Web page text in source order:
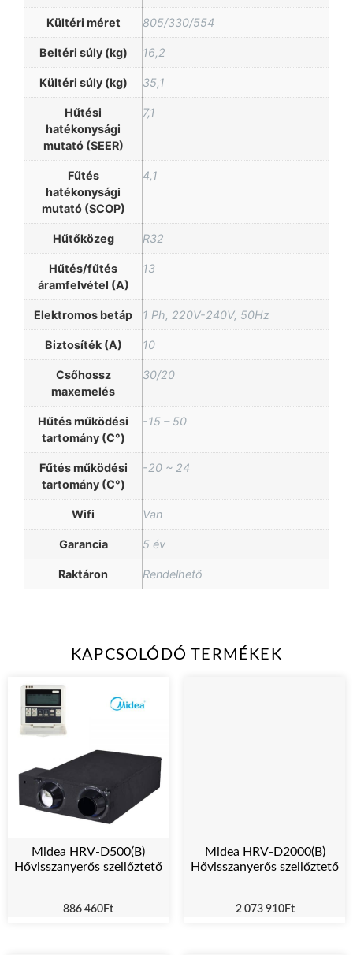
Kültéri méret 805/330/554
Beltéri súly (kg) 16,2
Kültéri súly (kg) 35,1
Hűtési
hatékonysági
mutató (SEER)
7,1
Fűtés
hatékonysági
mutató (SCOP)
4,1
Hűtőközeg R32
Hűtés/fűtés
áramfelvétel (A)
13
Elektromos betáp 1 Ph, 220V-240V, 50Hz
Biztosíték (A) 10
Csőhossz
maxemelés
30/20
Hűtés működési
tartomány (C°)
-15 – 50
Fűtés működési
tartomány (C°)
-20 ~ 24
Wifi Van
Garancia 5 év
Raktáron Rendelhető
KAPCSOLÓDÓ TERMÉKEK
Midea HRV-D500(B)
Hővisszanyerős szellőztető
886 460Ft
Midea HRV-D2000(B)
Hővisszanyerős szellőztető
2 073 910Ft